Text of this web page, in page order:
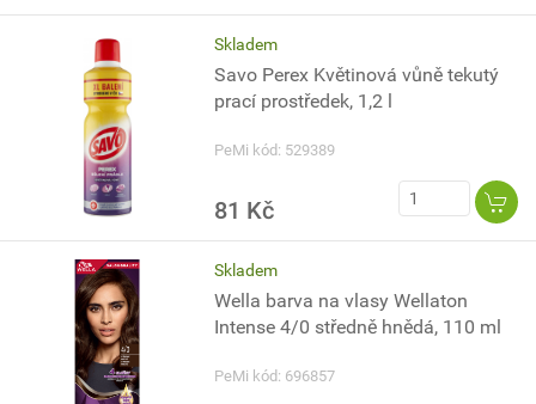
Skladem
Savo Perex Květinová vůně tekutý
prací prostředek, 1,2 l
PeMi kód: 529389
81 Kč
Skladem
Wella barva na vlasy Wellaton
Intense 4/0 středně hnědá, 110 ml
PeMi kód: 696857